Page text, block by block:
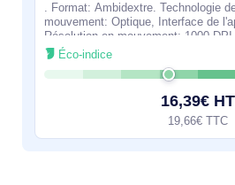
. Format: Ambidextre. Technologie
mouvement: Optique, Interface de
Résolution en mouvement: 1000
Boutons poussoirs, Quantité de
Éco-indice
16,39€ HT
19,66€ TTC